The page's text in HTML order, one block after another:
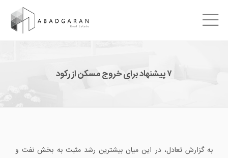
۷ پیشنهاد برای خروج مسکن از رکود
به گزارش تعادل، در این میان بیشترین رشد مثبت به بخش نفت و